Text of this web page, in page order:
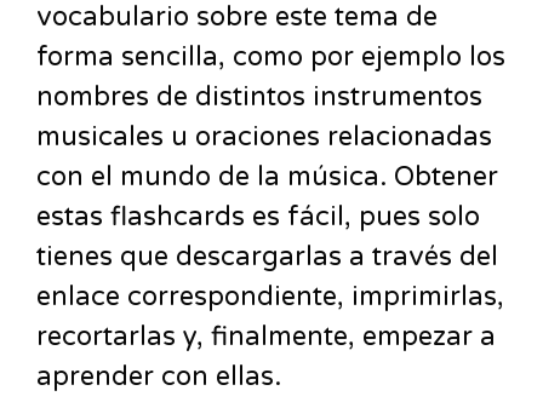
vocabulario sobre este tema de
forma sencilla, como por ejemplo los
nombres de distintos instrumentos
musicales u oraciones relacionadas
con el mundo de la música. Obtener
estas flashcards es fácil, pues solo
tienes que descargarlas a través del
enlace correspondiente, imprimirlas,
recortarlas y, finalmente, empezar a
aprender con ellas.